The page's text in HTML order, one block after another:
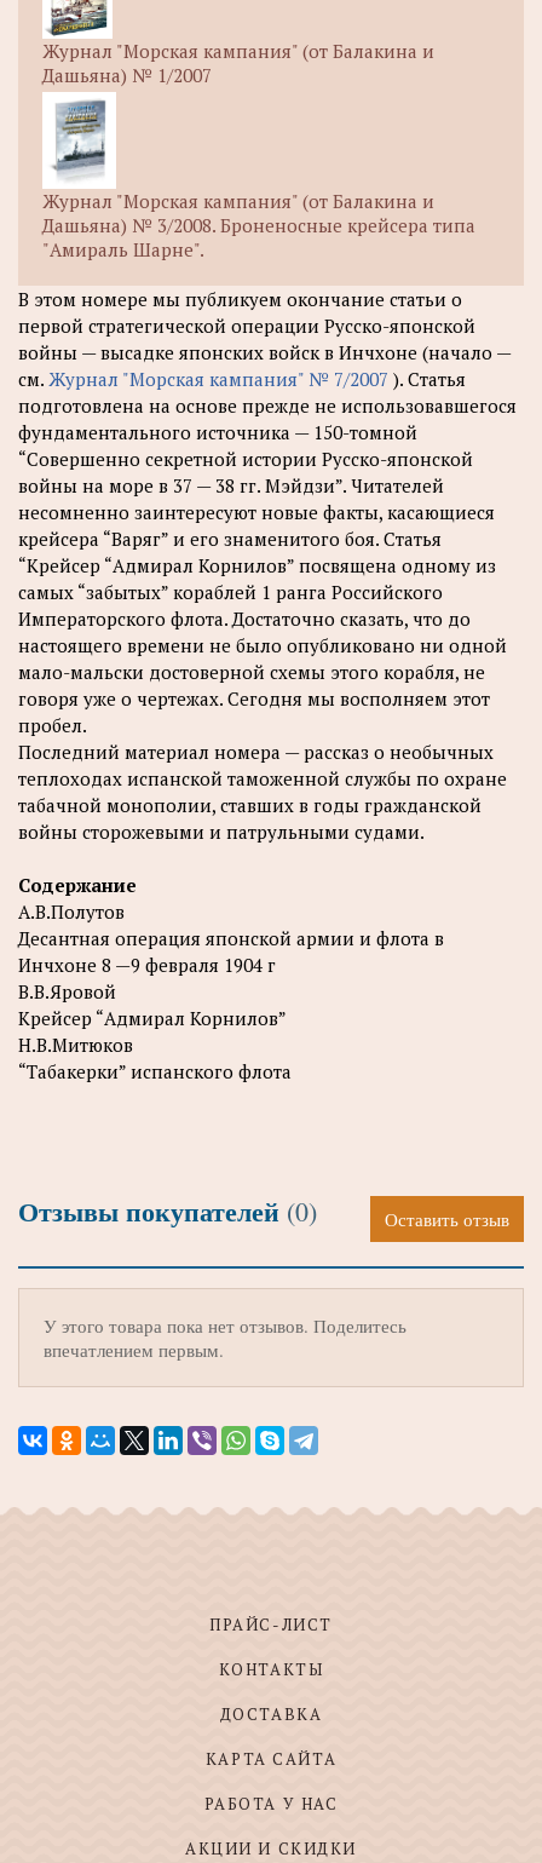
Журнал "Морская кампания" (от Балакина и
Дашьяна) № 1/2007
Журнал "Морская кампания" (от Балакина и
Дашьяна) № 3/2008. Броненосные крейсера типа
"Амираль Шарне".
В этом номере мы публикуем окончание статьи о
первой стратегической операции Русско-японской
войны — высадке японских войск в Инчхоне (начало —
см. Журнал "Морская кампания" № 7/2007 ). Статья
подготовлена на основе прежде не использовавшегося
фундаментального источника — 150-томной
“Совершенно секретной истории Русско-японской
войны на море в 37 — 38 гг. Мэйдзи”. Читателей
несомненно заинтересуют новые факты, касающиеся
крейсера “Варяг” и его знаменитого боя. Статья
“Крейсер “Адмирал Корнилов” посвящена одному из
самых “забытых” кораблей 1 ранга Российского
Императорского флота. Достаточно сказать, что до
настоящего времени не было опубликовано ни одной
мало-мальски достоверной схемы этого корабля, не
говоря уже о чертежах. Сегодня мы восполняем этот
пробел.
Последний материал номера — рассказ о необычных
теплоходах испанской таможенной службы по охране
табачной монополии, ставших в годы гражданской
войны сторожевыми и патрульными судами.
Содержание
A.В.Полутов
Десантная операция японской армии и флота в
Инчхоне 8 —9 февраля 1904 г
B.В.Яровой
Крейсер “Адмирал Корнилов”
Н.В.Митюков
“Табакерки” испанского флота
Отзывы покупателей (0) Оставить отзыв
У этого товара пока нет отзывов. Поделитесь
впечатлением первым.
ПРАЙС-ЛИСТ
КОНТАКТЫ
ДОСТАВКА
КАРТА САЙТА
РАБОТА У НАС
АКЦИИ И СКИДКИ